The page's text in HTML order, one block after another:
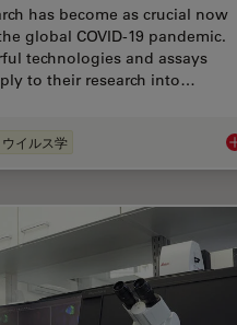
Microscopy
has become as crucial now
global COVID-19 pandemic.
technologies and assays
to their research into…
ウイルス学